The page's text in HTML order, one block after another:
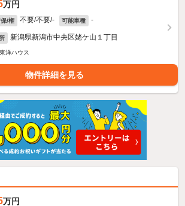
万円
/権 不要/不要/- 可能車種 -
新潟県新潟市中央区姥ケ山１丁目
洋ハウス
物件詳細を見る
万円